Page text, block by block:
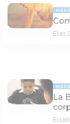
Elias
La